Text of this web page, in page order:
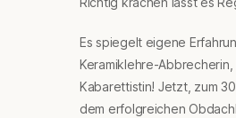
Es spiegelt eigene
Keramiklehre-
Kabarettistin! Jetzt, zum
dem erfolgreichen